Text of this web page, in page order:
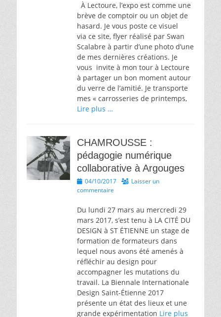
À Lectoure, l’expo est comme une
brève de comptoir ou un objet de
hasard. Je vous poste ce visuel
via ce site, flyer réalisé par Swan
Scalabre à partir d’une photo d’une
de mes dernières créations. Je
vous invite à mon tour à Lectoure
à partager un bon moment autour
du verre de l’amitié. Je transporte
mes « carrosseries de printemps,
Lire plus …
CHAMROUSSE :
pédagogie numérique
collaborative à Argouges
Posted
on
04/10/2017
Laisser un
commentaire
Du lundi 27 mars au mercredi 29
mars 2017, s’est tenu à LA CITÉ DU
DESIGN à ST ÉTIENNE un stage de
formation de formateurs dans
lequel nous avons été amenés à
réfléchir au design pour
accompagner les mutations du
travail. La Biennale Internationale
Design Saint-Étienne 2017
présente un état des lieux et une
grande expérimentation Lire plus